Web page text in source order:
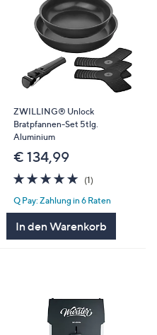
ZWILLING® Unlock
Bratpfannen-Set 5tlg.
Aluminium
€ 134,99
5.0
von
5
(1)1
Q Pay: Zahlung in 6 Raten
In den Warenkorb